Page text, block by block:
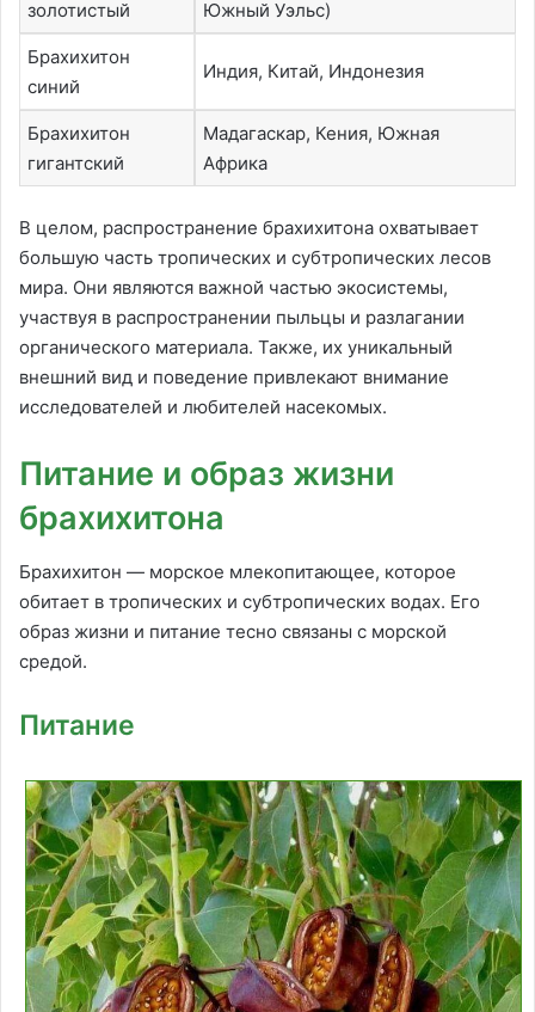
золотистый
Южный Уэльс)
Брахихитон
синий
Индия, Китай, Индонезия
Брахихитон
гигантский
Мадагаскар, Кения, Южная
Африка
В целом, распространение брахихитона охватывает
большую часть тропических и субтропических лесов
мира. Они являются важной частью экосистемы,
участвуя в распространении пыльцы и разлагании
органического материала. Также, их уникальный
внешний вид и поведение привлекают внимание
исследователей и любителей насекомых.
Питание и образ жизни
брахихитона
Брахихитон — морское млекопитающее, которое
обитает в тропических и субтропических водах. Его
образ жизни и питание тесно связаны с морской
средой.
Питание